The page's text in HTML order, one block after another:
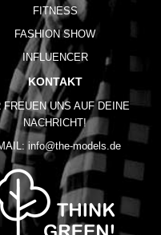
FITNESS
FASHION SHOW
INFLUENCER
KONTAKT
FREUEN UNS AUF DEINE
NACHRICHT!
info@the-models.de